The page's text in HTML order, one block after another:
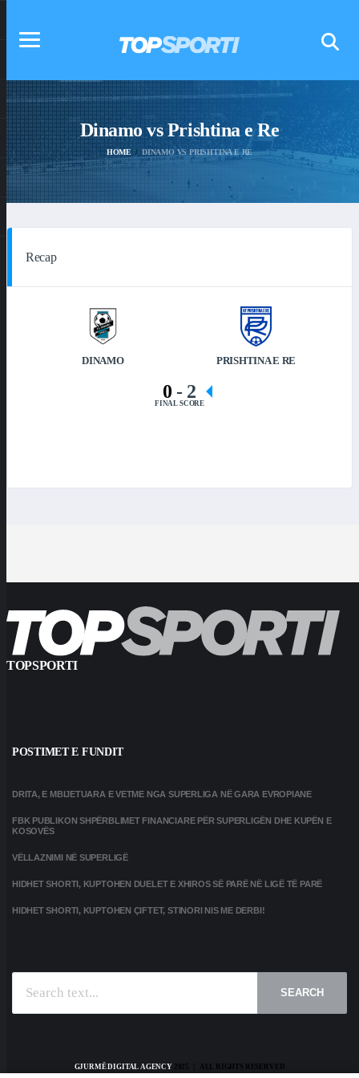
Dinamo vs Prishtina e Re
HOME DINAMO VS PRISHTINA E RE
Recap
DINAMO PRISHTINA E RE
0- 2
FINAL SCORE
TOPSPORTI
POSTIMET E FUNDIT
DRITA, E MBIJETUARA E VETME NGA SUPERLIGA NË GARA EVROPIANE
FBK PUBLIKON SHPËRBLIMET FINANCIARE PËR SUPERLIGËN DHE KUPËN E
KOSOVËS
VËLLAZNIMI NË SUPERLIGË
HIDHET SHORTI, KUPTOHEN DUELET E XHIROS SË PARË NË LIGË TË PARË
HIDHET SHORTI, KUPTOHEN ÇIFTET, STINORI NIS ME DERBI!
SEARCH
GJURMË DIGITAL AGENCY2025 | ALL RIGHTS RESERVED